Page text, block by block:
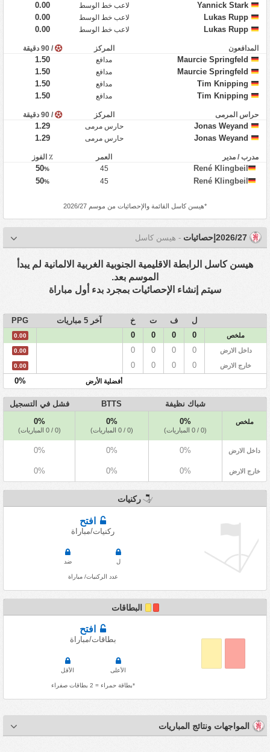
Yannick Stark
لاعب خط الوسط
0.00
Lukas Rupp
لاعب خط الوسط
0.00
Lukas Rupp
لاعب خط الوسط 0.00
المدافعون المركز / 90 دقيقة
Maurcie Springfeld مدافع
1.50
Maurcie Springfeld
مدافع
1.50
Tim Knipping
مدافع
1.50
Tim Knipping
مدافع 1.50
حراس المرمى المركز / 90 دقيقة
Jonas Weyand حارس مرمى
1.29
Jonas Weyand
حارس مرمى 1.29
مدرب / مدير العمر ٪ الفوز
René Klingbeil
45
50%
René Klingbeil
45
50%
*هيسن كاسل القائمة والإحصائيات من موسم 2026/27
2026/27إحصائيات - هيسن كاسل
هيسن كاسل الرابطة الاقليمية الجنوبية الغربية الالمانية لم يبدأ
الموسم بعد.
سيتم إنشاء الإحصائيات بمجرد بدء أول مباراة
ل ف ت خ آخر 5 مباريات PPG
ملخص 0
0
0
0
0.00
داخل الارض 0
0
0
0
0.00
خارج الارض 0
0
0
0
0.00
أفضلية الأرض 0%
شباك نظيفة BTTS فشل في التسجيل
ملخص 0%
(0 / 0 المباريات)
0%
(0 / 0 المباريات)
0%
(0 / 0 المباريات)
داخل الارض 0%
0%
0%
خارج الارض 0%
0%
0%
ركنيات
افتح
ركنيات/مباراة
ضد ل
عدد الركنيات/ مباراة
البطاقات
افتح
بطاقات/مباراة
الأقل الأعلى
*بطاقة حمراء = 2 بطاقات صفراء
المواجهات ونتائج المباريات